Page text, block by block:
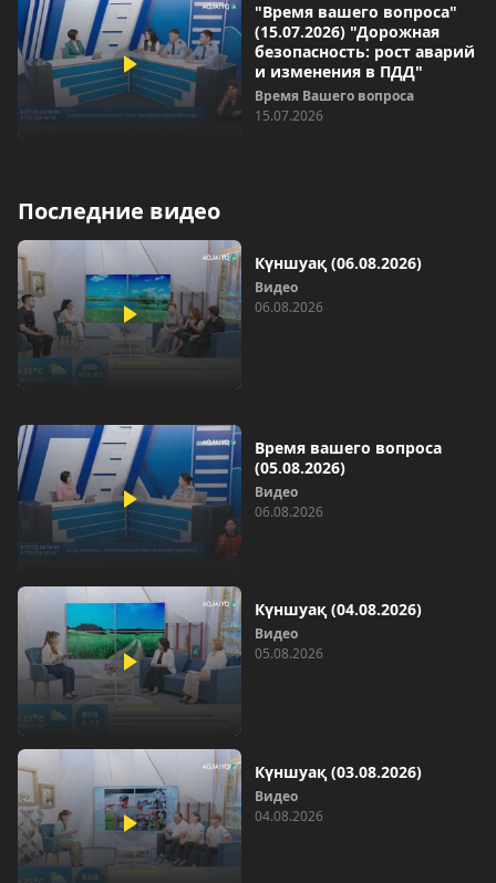
"Время вашего вопроса"
(15.07.2026) "Дорожная
безопасность: рост аварий
и изменения в ПДД"
Время Вашего вопроса
15.07.2026
Последние видео
Күншуақ (06.08.2026)
Видео
06.08.2026
Время вашего вопроса
(05.08.2026)
Видео
06.08.2026
Күншуақ (04.08.2026)
Видео
05.08.2026
Күншуақ (03.08.2026)
Видео
04.08.2026